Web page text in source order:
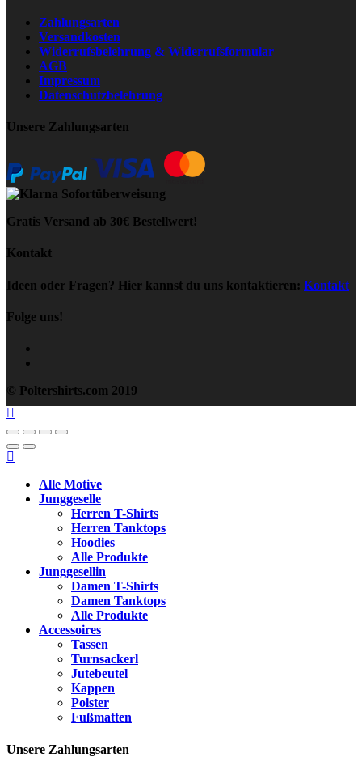
Zahlungsarten
Versandkosten
Widerrufsbelehrung & Widerrufsformular
AGB
Impressum
Datenschutzbelehrung
Unsere Zahlungsarten
Gratis Versand ab 30€ Bestellwert!
Kontakt
Ideen oder Fragen? Hier kannst du uns kontaktieren: Kontakt
Folge uns!
© Poltershirts.com 2019
Alle Motive
Junggeselle
Herren T-Shirts
Herren Tanktops
Hoodies
Alle Produkte
Junggesellin
Damen T-Shirts
Damen Tanktops
Alle Produkte
Accessoires
Tassen
Turnsackerl
Jutebeutel
Kappen
Polster
Fußmatten
Unsere Zahlungsarten